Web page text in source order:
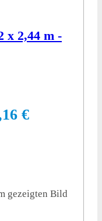
x 2,44 m -
€
gezeigten Bild